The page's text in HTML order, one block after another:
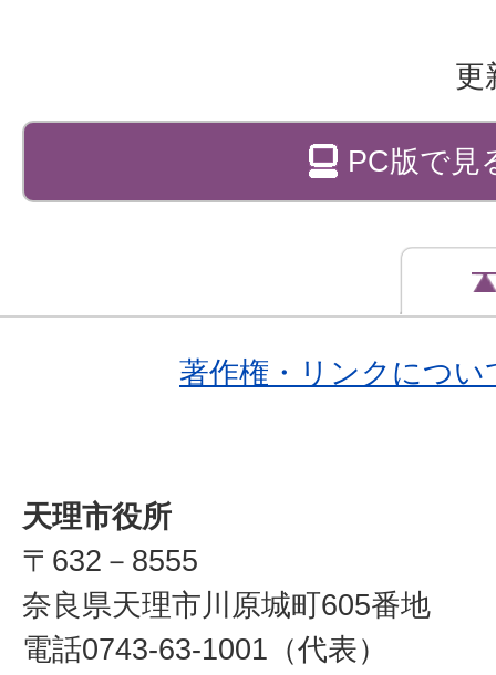
更
PC版で見
著作権・リンクについ
天理市役所
〒632－8555
奈良県天理市川原城町605番地
電話0743-63-1001（代表）